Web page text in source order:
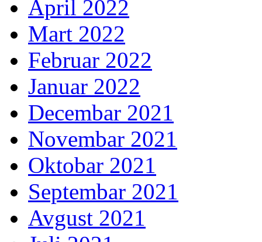
April 2022
Mart 2022
Februar 2022
Januar 2022
Decembar 2021
Novembar 2021
Oktobar 2021
Septembar 2021
Avgust 2021